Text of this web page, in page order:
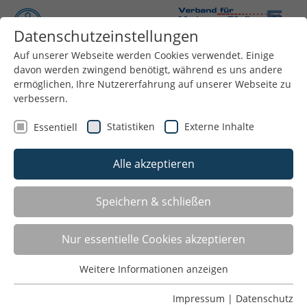
Menü
GALERIE
Datenschutzeinstellungen
Auf unserer Webseite werden Cookies verwendet. Einige
davon werden zwingend benötigt, während es uns andere
ermöglichen, Ihre Nutzererfahrung auf unserer Webseite zu
verbessern.
Essentiell Statistiken Externe Inhalte
Alle akzeptieren
Speichern & schließen
Nur essentielle Cookies akzeptieren
Essentielle Cookies werden für grundlegende Funktionen
Weitere Informationen anzeigen
Impressum | Datenschutz